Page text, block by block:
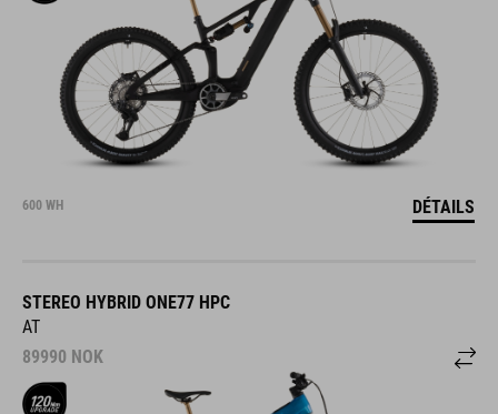
600 WH DÉTAILS
STEREO HYBRID ONE77 HPC
AT
89990 NOK